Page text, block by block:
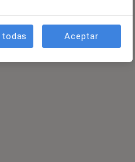
todas Aceptar